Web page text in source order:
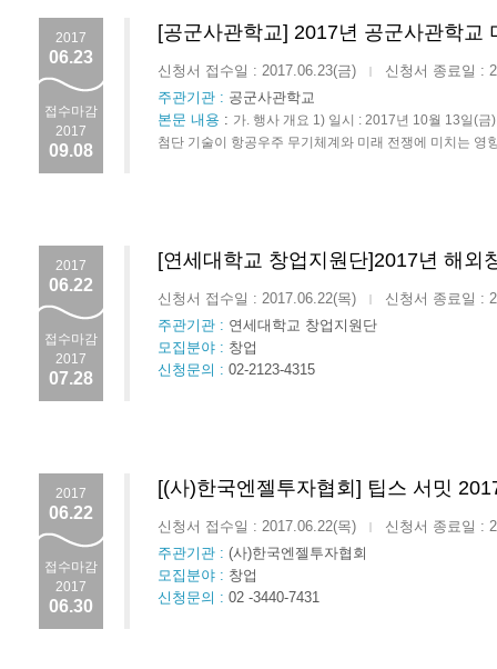
2017
06.23
접수마감
2017
09.08
[공군사관학교] 2017년 공군사관학교
신청서 접수일 : 2017.06.23(금) |
신청서 종료일 :
주관기관 : 공군사관학교
본문 내용 : 가. 행사 개요 1) 일시 : 2017년 10월 13일(
첨단 기술이 항공우주 무기체계와 미래 전쟁에 미치는 영
2017
06.22
접수마감
2017
07.28
[연세대학교 창업지원단]2017년 해외
신청서 접수일 : 2017.06.22(목) |
신청서 종료일 :
주관기관 : 연세대학교 창업지원단
모집분야 : 창업
신청문의 : 02-2123-4315
2017
06.22
접수마감
2017
06.30
[(사)한국엔젤투자협회] 팁스 서밋
신청서 접수일 : 2017.06.22(목) |
신청서 종료일 :
주관기관 : (사)한국엔젤투자협회
모집분야 : 창업
신청문의 : 02 -3440-7431